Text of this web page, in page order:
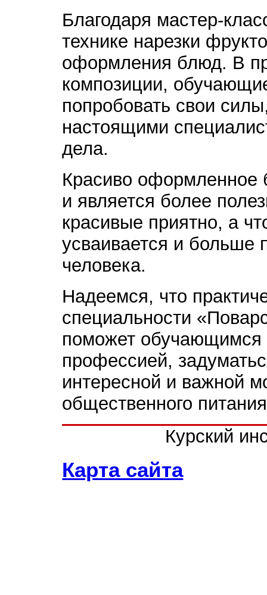
Благодаря мастер-
технике нарезки
оформления блюд. В
композиции,
попробовать свои
настоящими
дела.
Красиво оформленное
и является более
красивые приятно, а
усваивается и больше
человека.
Надеемся, что
специальности
поможет обучающимся
профессией,
интересной и важной
общественного
Курский
Карта сайта